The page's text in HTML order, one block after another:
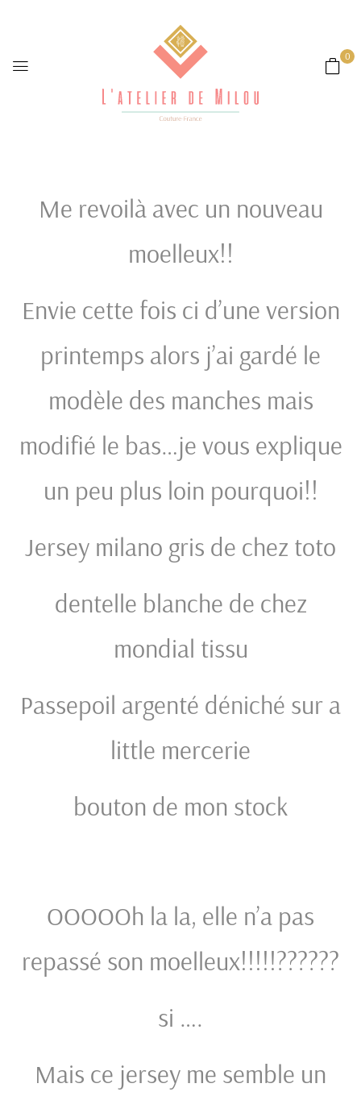
0
Pull - Sweat -Gilet
Caractériel Moelleux
Me revoilà avec un nouveau
moelleux!!
Envie cette fois ci d’une version
printemps alors j’ai gardé le
modèle des manches mais
modifié le bas…je vous explique
un peu plus loin pourquoi!!
Jersey milano gris de chez toto
dentelle blanche de chez
mondial tissu
Passepoil argenté déniché sur a
little mercerie
bouton de mon stock
OOOOOh la la, elle n’a pas
repassé son moelleux!!!!!??????
si ….
Mais ce jersey me semble un